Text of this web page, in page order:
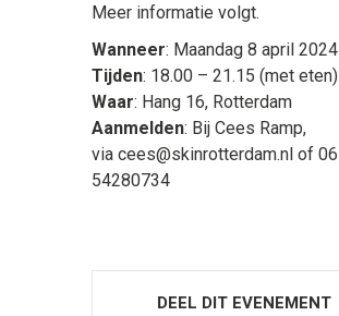
Meer informatie volgt.
Wanneer: Maandag 8 april 2024
Tijden: 18.00 – 21.15 (met eten)
Waar: Hang 16, Rotterdam
Aanmelden: Bij Cees Ramp,
via cees@skinrotterdam.nl of
54280734
DEEL DIT EVENEMENT